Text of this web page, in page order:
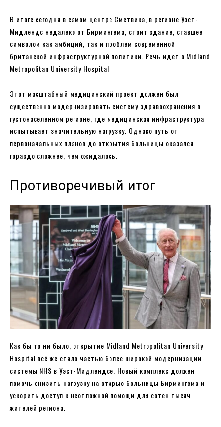
В итоге сегодня в самом центре Сметвика, в регионе Уэст-
Мидлендс недалеко от Бирмингема, стоит здание, ставшее
символом как амбиций, так и проблем современной
британской инфраструктурной политики. Речь идет о Midland
Metropolitan University Hospital.
Этот масштабный медицинский проект должен был
существенно модернизировать систему здравоохранения в
густонаселенном регионе, где медицинская инфраструктура
испытывает значительную нагрузку. Однако путь от
первоначальных планов до открытия больницы оказался
гораздо сложнее, чем ожидалось.
Противоречивый итог
Как бы то ни было, открытие Midland Metropolitan University
Hospital всё же стало частью более широкой модернизации
системы NHS в Уэст-Мидлендсе. Новый комплекс должен
помочь снизить нагрузку на старые больницы Бирмингема и
ускорить доступ к неотложной помощи для сотен тысяч
жителей региона.